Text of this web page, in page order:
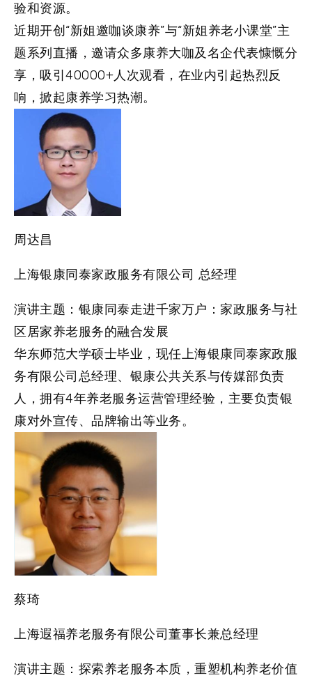
验和资源。
近期开创“新姐邀咖谈康养”与“新姐养老小课堂”主
题系列直播，邀请众多康养大咖及名企代表慷慨分
享，吸引40000+人次观看，在业内引起热烈反
响，掀起康养学习热潮。
周达昌
上海银康同泰家政服务有限公司 总经理
演讲主题：银康同泰走进千家万户：家政服务与社
区居家养老服务的融合发展
华东师范大学硕士毕业，现任上海银康同泰家政服
务有限公司总经理、银康公共关系与传媒部负责
人，拥有4年养老服务运营管理经验，主要负责银
康对外宣传、品牌输出等业务。
蔡琦
上海遐福养老服务有限公司董事长兼总经理
演讲主题：探索养老服务本质，重塑机构养老价值